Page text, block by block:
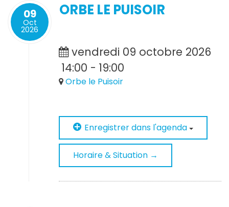
09
Oct
2026
ORBE LE PUISOIR
vendredi 09 octobre 2026
14:00 - 19:00
Orbe le Puisoir
Enregistrer dans l'agenda
Horaire & Situation →